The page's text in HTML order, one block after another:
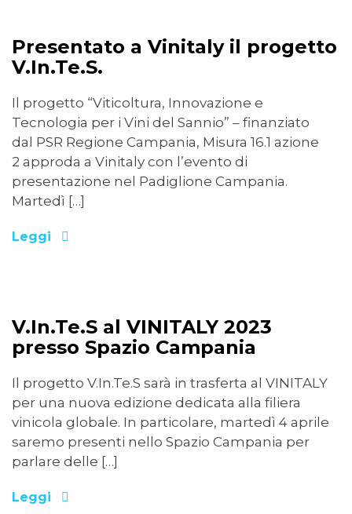
08/04/2023
Presentato a Vinitaly il progetto
V.In.Te.S.
Il progetto “Viticoltura, Innovazione e
Tecnologia per i Vini del Sannio” – finanziato
dal PSR Regione Campania, Misura 16.1 azione
2 approda a Vinitaly con l’evento di
presentazione nel Padiglione Campania.
Martedì […]
Leggi
29/03/2023
V.In.Te.S al VINITALY 2023
presso Spazio Campania
Il progetto V.In.Te.S sarà in trasferta al VINITALY
per una nuova edizione dedicata alla filiera
vinicola globale. In particolare, martedì 4 aprile
saremo presenti nello Spazio Campania per
parlare delle […]
Leggi